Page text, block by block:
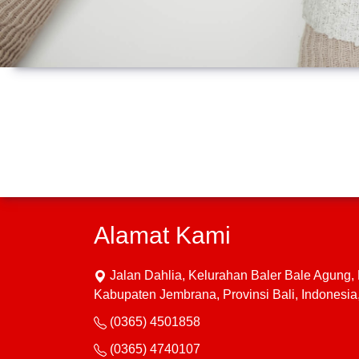
Alamat Kami
Jalan Dahlia, Kelurahan Baler Bale Agung,
Kabupaten Jembrana, Provinsi Bali,
(0365) 4501858
(0365) 4740107